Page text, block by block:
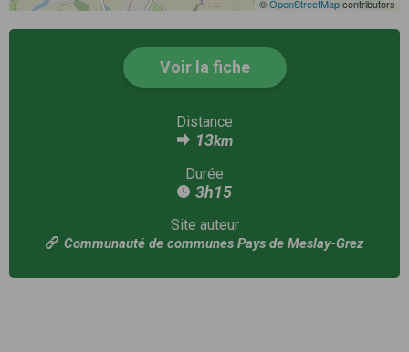
©OpenStreetMapcontributors
Voir la fiche
Distance
13km
Durée
3h15
Site auteur
Communauté de communes Pays de Meslay-Grez